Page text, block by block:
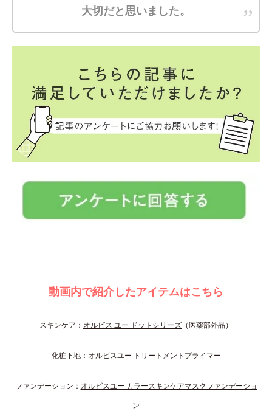
大切だと思いました。
動画内で紹介したアイテムはこちら
スキンケア： オルビス ユー ドットシリーズ （医薬部外品）
化粧下地： オルビスユー トリートメントプライマー
ファンデーション： オルビスユー カラースキンケアマスクファンデーショ
ン